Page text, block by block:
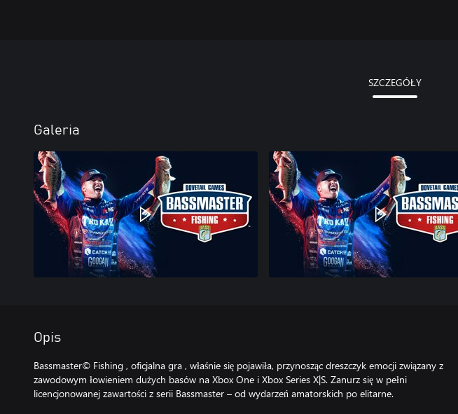
SZCZEGÓŁY
Galeria
Opis
Bassmaster© Fishing , oficjalna gra , właśnie się pojawiła, przynosząc dreszczyk emocji związany z
zawodowym łowieniem dużych basów na Xbox One i Xbox Series X|S. Zanurz się w pełni
licencjonowanej zawartości z serii Bassmaster – od wydarzeń amatorskich po elitarne.